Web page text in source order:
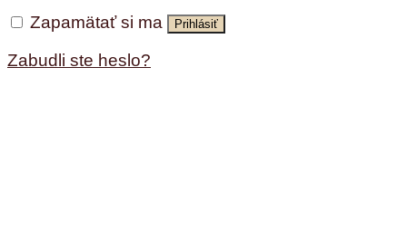
Zapamätať si ma Prihlásiť
Zabudli ste heslo?